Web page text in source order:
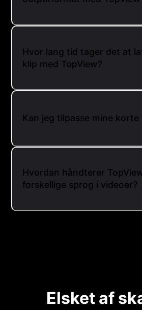
Hvor lang tid tager det at
klip med TopView?
Kan jeg tilpasse mine korte
Hvordan håndterer
forskellige sprog i videoer?
Elsket af